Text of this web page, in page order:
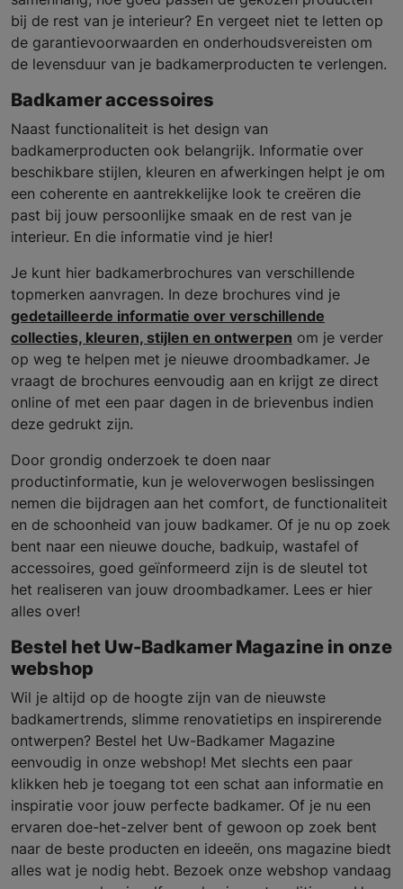
bij de rest van je interieur? En vergeet niet te letten op
de garantievoorwaarden en onderhoudsvereisten om
de levensduur van je badkamerproducten te verlengen.
Badkamer accessoires
Naast functionaliteit is het design van
badkamerproducten ook belangrijk. Informatie over
beschikbare stijlen, kleuren en afwerkingen helpt je om
een coherente en aantrekkelijke look te creëren die
past bij jouw persoonlijke smaak en de rest van je
interieur. En die informatie vind je hier!
Je kunt hier badkamerbrochures van verschillende
topmerken aanvragen. In deze brochures vind je
gedetailleerde informatie over verschillende
collecties, kleuren, stijlen en ontwerpen om je verder
op weg te helpen met je nieuwe droombadkamer. Je
vraagt de brochures eenvoudig aan en krijgt ze direct
online of met een paar dagen in de brievenbus indien
deze gedrukt zijn.
Door grondig onderzoek te doen naar
productinformatie, kun je weloverwogen beslissingen
nemen die bijdragen aan het comfort, de functionaliteit
en de schoonheid van jouw badkamer. Of je nu op zoek
bent naar een nieuwe douche, badkuip, wastafel of
accessoires, goed geïnformeerd zijn is de sleutel tot
het realiseren van jouw droombadkamer. Lees er hier
alles over!
Bestel het Uw-Badkamer Magazine in onze
webshop
Wil je altijd op de hoogte zijn van de nieuwste
badkamertrends, slimme renovatietips en inspirerende
ontwerpen? Bestel het Uw-Badkamer Magazine
eenvoudig in onze webshop! Met slechts een paar
klikken heb je toegang tot een schat aan informatie en
inspiratie voor jouw perfecte badkamer. Of je nu een
ervaren doe-het-zelver bent of gewoon op zoek bent
naar de beste producten en ideeën, ons magazine biedt
alles wat je nodig hebt. Bezoek onze webshop vandaag